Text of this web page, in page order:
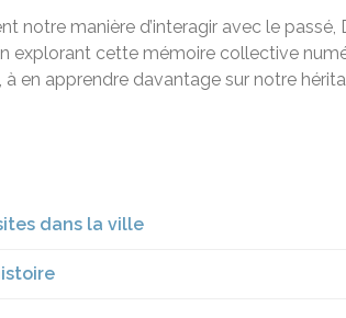
manière d’interagir avec le passé,
explorant cette mémoire collective
en apprendre davantage sur notre
dans la ville